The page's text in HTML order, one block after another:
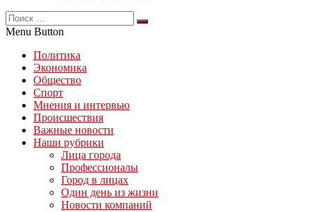
Menu Button
Политика
Экономика
Общество
Спорт
Мнения и интервью
Происшествия
Важные новости
Наши рубрики
Лица города
Профессионалы
Город в лицах
Один день из жизни
Новости компаний